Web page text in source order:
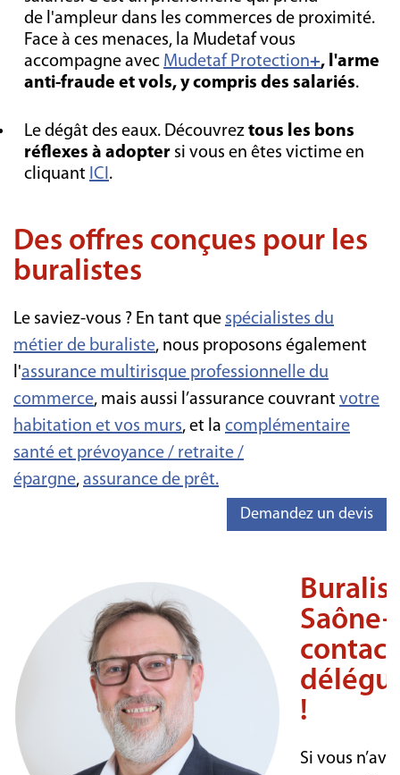
de l'ampleur dans les commerces de proximité.
Face à ces menaces, la Mudetaf vous
accompagne avec Mudetaf Protection+, l'arme
anti-fraude et vols, y compris des salariés.
Le dégât des eaux. Découvrez tous les bons
réflexes à adopter si vous en êtes victime en
cliquant ICI .
Des offres conçues pour les
buralistes
Le saviez-vous ? En tant que spécialistes du
métier de buraliste, nous proposons également
l'assurance multirisque professionnelle du
commerce, mais aussi l’assurance couvrant votre
habitation et vos murs, et la complémentaire
santé et prévoyance / retraite /
épargne, assurance de prêt.
Demandez un devis
!
Si vous